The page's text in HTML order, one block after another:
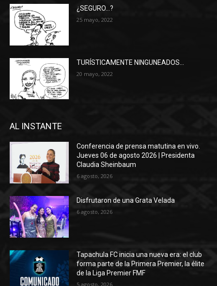
¿SEGURO…?
25 mayo, 2022
TURÍSTICAMENTE NINGUNEADOS…
20 mayo, 2022
AL INSTANTE
Conferencia de prensa matutina en vivo.
Jueves 06 de agosto 2026 | Presidenta
Claudia Sheinbaum
6 agosto, 2026
Disfrutaron de una Grata Velada
6 agosto, 2026
Tapachula FC inicia una nueva era: el club
forma parte de la Primera Premier, la élite
de la Liga Premier FMF
5 agosto, 2026